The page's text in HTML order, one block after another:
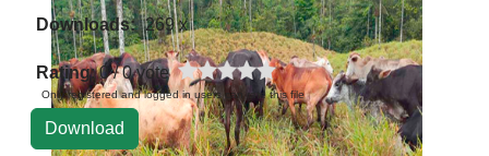
Downloads: 269 x
Rating: 0 / 0 vote
Only registered and logged in users can rate this file